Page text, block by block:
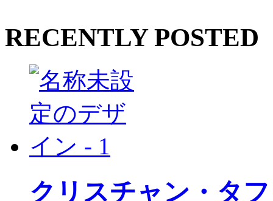
RECENTLY POSTED
クリスチャン・タ